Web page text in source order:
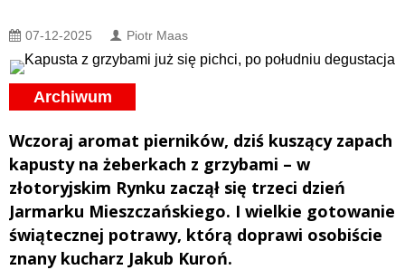
07-12-2025 Piotr Maas
Archiwum
Wczoraj aromat pierników, dziś kuszący zapach
kapusty na żeberkach z grzybami – w
złotoryjskim Rynku zaczął się trzeci dzień
Jarmarku Mieszczańskiego. I wielkie gotowanie
świątecznej potrawy, którą doprawi osobiście
znany kucharz Jakub Kuroń.